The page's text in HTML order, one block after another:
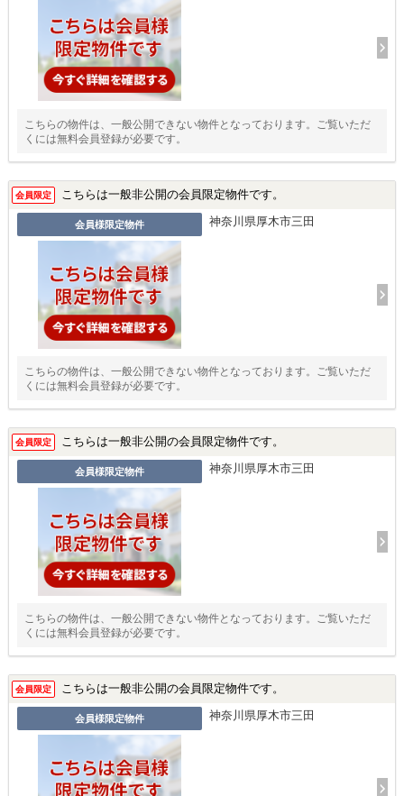
こちらの物件は、一般公開できない物件となっております。ご覧いただ
くには無料会員登録が必要です。
会員限定 こちらは一般非公開の会員限定物件です。
会員様限定物件 神奈川県厚木市三田
こちらの物件は、一般公開できない物件となっております。ご覧いただ
くには無料会員登録が必要です。
会員限定 こちらは一般非公開の会員限定物件です。
会員様限定物件 神奈川県厚木市三田
こちらの物件は、一般公開できない物件となっております。ご覧いただ
くには無料会員登録が必要です。
会員限定 こちらは一般非公開の会員限定物件です。
会員様限定物件 神奈川県厚木市三田